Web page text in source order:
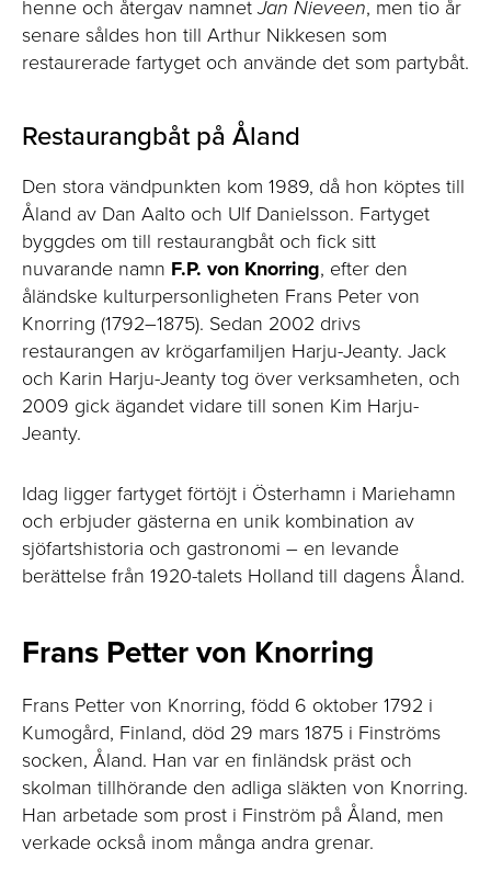
henne och återgav namnetJan Nieveen, men tio år
senare såldes hon till Arthur Nikkesen som
restaurerade fartyget och använde det som partybåt.
Restaurangbåt på Åland
Den stora vändpunkten kom 1989, då hon köptes till
Åland av Dan Aalto och Ulf Danielsson. Fartyget
byggdes om till restaurangbåt och fick sitt
nuvarande namn F.P. von Knorring, efter den
åländske kulturpersonligheten Frans Peter von
Knorring (1792–1875). Sedan 2002 drivs
restaurangen av krögarfamiljen Harju-Jeanty. Jack
och Karin Harju-Jeanty tog över verksamheten, och
2009 gick ägandet vidare till sonen Kim Harju-
Jeanty.
Idag ligger fartyget förtöjt i Österhamn i Mariehamn
och erbjuder gästerna en unik kombination av
sjöfartshistoria och gastronomi – en levande
berättelse från 1920-talets Holland till dagens Åland.
Frans Petter von Knorring
Frans Petter von Knorring, född 6 oktober 1792 i
Kumogård, Finland, död 29 mars 1875 i Finströms
socken, Åland. Han var en finländsk präst och
skolman tillhörande den adliga släkten von Knorring.
Han arbetade som prost i Finström på Åland, men
verkade också inom många andra grenar.